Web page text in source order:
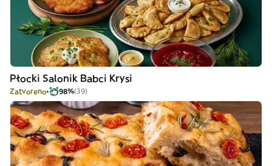
Płocki Salonik Babci Krysi
Zatvoreno 98%(39)